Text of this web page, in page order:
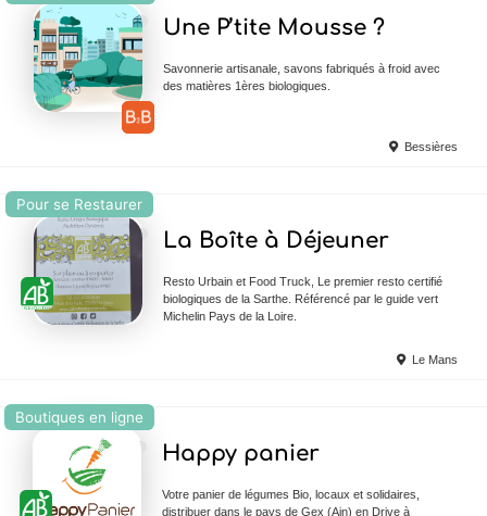
Une P’tite Mousse ?
Savonnerie artisanale, savons fabriqués à froid avec
des matières 1ères biologiques.
Bessières
Pour se Restaurer
La Boîte à Déjeuner
Resto Urbain et Food Truck, Le premier resto certifié
biologiques de la Sarthe. Référencé par le guide vert
Michelin Pays de la Loire.
Le Mans
Boutiques en ligne
Happy panier
Votre panier de légumes Bio, locaux et solidaires,
distribuer dans le pays de Gex (Ain) en Drive à